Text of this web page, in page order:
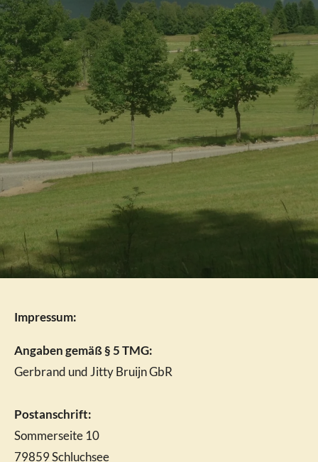
Impressum:
Angaben gemäß § 5 TMG:
Gerbrand und Jitty Bruijn GbR
Postanschrift:
Sommerseite 10
79859 Schluchsee